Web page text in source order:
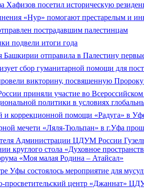
Хафизов посетил историческую
«Нур» помогают престарелым и
пострадавшим палестинцам
подвели итоги года
Башкирии отправила в Палестину
сбор гуманитарной помощи для
викторину, посвященную
приняли участие во Всероссийском
политики в условиях
и коррекционной помощи «Радуга» в
мечети «Ляля-Тюльпан» в г.Уфа
Администрации ЦДУМ России
круглого стола «Духовное
«Моя малая Родина – Атайсал»
Уфы состоялось мероприятие для
просветительский центр «Джаннат»